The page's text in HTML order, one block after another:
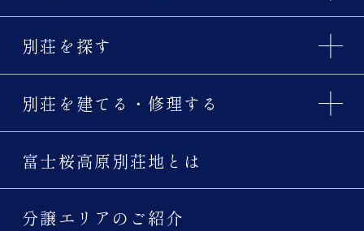
別荘を探す
別荘を建てる・修理する
富士桜高原別荘地とは
分譲エリアのご紹介